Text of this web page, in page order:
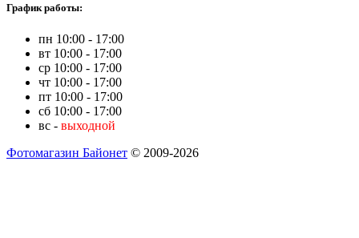
График работы:
пн 10:00 - 17:00
вт 10:00 - 17:00
ср 10:00 - 17:00
чт 10:00 - 17:00
пт 10:00 - 17:00
сб 10:00 - 17:00
вс - выходной
Фотомагазин Байонет © 2009-2026